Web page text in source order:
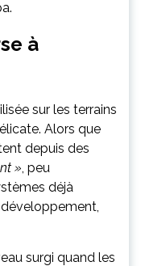
à
sur les terrains
Alors que
depuis des
», peu
déjà
surgi quand les